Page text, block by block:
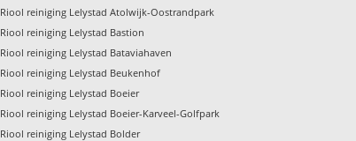
Riool reiniging Lelystad Atolwijk-Oostrandpark
Riool reiniging Lelystad Bastion
Riool reiniging Lelystad Bataviahaven
Riool reiniging Lelystad Beukenhof
Riool reiniging Lelystad Boeier
Riool reiniging Lelystad Boeier-Karveel-Golfpark
Riool reiniging Lelystad Bolder